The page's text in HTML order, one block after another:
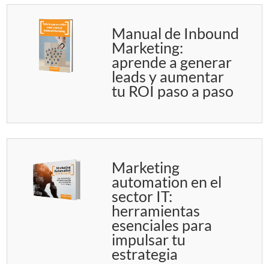
Manual de Inbound
Marketing:
aprende a generar
leads y aumentar
tu ROI paso a paso
Marketing
automation en el
sector IT:
herramientas
esenciales para
impulsar tu
estrategia